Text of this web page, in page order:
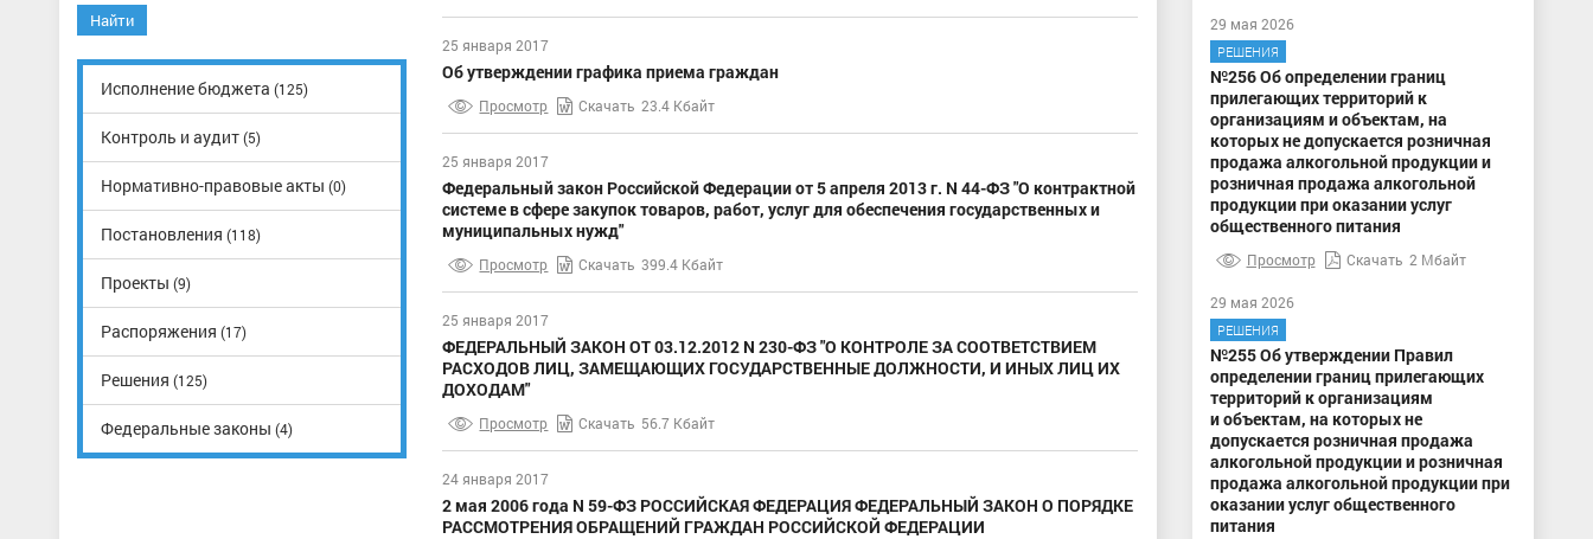
Найти
Исполнение бюджета (125)
Контроль и аудит (5)
Нормативно-правовые акты (0)
Постановления (118)
Проекты (9)
Распоряжения (17)
Решения (125)
Федеральные законы (4)
25 января 2017
Об утверждении графика приема граждан
Просмотр Скачать 23.4 Кбайт
25 января 2017
Федеральный закон Российской Федерации от 5 апреля 2013 г. N 44-ФЗ "О контрактной
системе в сфере закупок товаров, работ, услуг для обеспечения государственных и
муниципальных нужд"
Просмотр Скачать 399.4 Кбайт
25 января 2017
ФЕДЕРАЛЬНЫЙ ЗАКОН ОТ 03.12.2012 N 230-ФЗ "О КОНТРОЛЕ ЗА СООТВЕТСТВИЕМ
РАСХОДОВ ЛИЦ, ЗАМЕЩАЮЩИХ ГОСУДАРСТВЕННЫЕ ДОЛЖНОСТИ, И ИНЫХ ЛИЦ ИХ
ДОХОДАМ"
Просмотр Скачать 56.7 Кбайт
24 января 2017
2 мая 2006 года N 59-ФЗ РОССИЙСКАЯ ФЕДЕРАЦИЯ ФЕДЕРАЛЬНЫЙ ЗАКОН О ПОРЯДКЕ
РАССМОТРЕНИЯ ОБРАЩЕНИЙ ГРАЖДАН РОССИЙСКОЙ ФЕДЕРАЦИИ
29 мая 2026
РЕШЕНИЯ
№256 Об определении границ
прилегающих территорий к
организациям и объектам, на
которых не допускается розничная
продажа алкогольной продукции и
розничная продажа алкогольной
продукции при оказании услуг
общественного питания
Просмотр Скачать 2 Мбайт
29 мая 2026
РЕШЕНИЯ
№255 Об утверждении Правил
определении границ прилегающих
территорий к организациям
и объектам, на которых не
допускается розничная продажа
алкогольной продукции и розничная
продажа алкогольной продукции при
оказании услуг общественного
питания